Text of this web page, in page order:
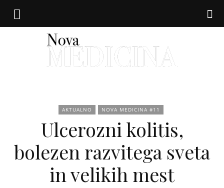
medicina
AKTUALNO NOVA MEDICINA #11
Ulcerozni kolitis,
bolezen razvitega sveta
in velikih mest